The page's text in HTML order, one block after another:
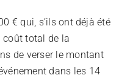
€ qui, s’ils ont déjà été
coût total de la
de verser le montant
dans les 14